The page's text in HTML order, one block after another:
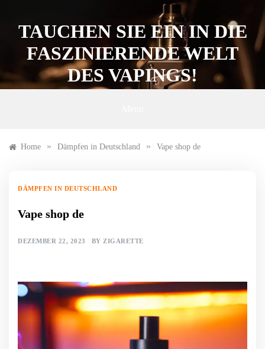
contentTAUCHEN SIE EIN IN DIE
FASZINIERENDE WELT
DES VAPINGS!
Home » Dämpfen in Deutschland » Vape shop de
DÄMPFEN IN DEUTSCHLAND
Vape shop de
DEZEMBER 22, 2023 BY ZIGARETTE